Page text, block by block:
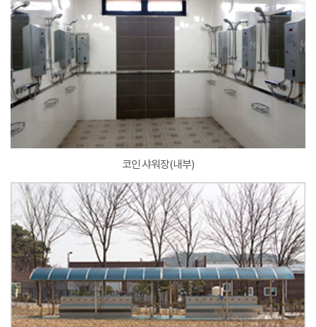
코인 샤워장(내부)